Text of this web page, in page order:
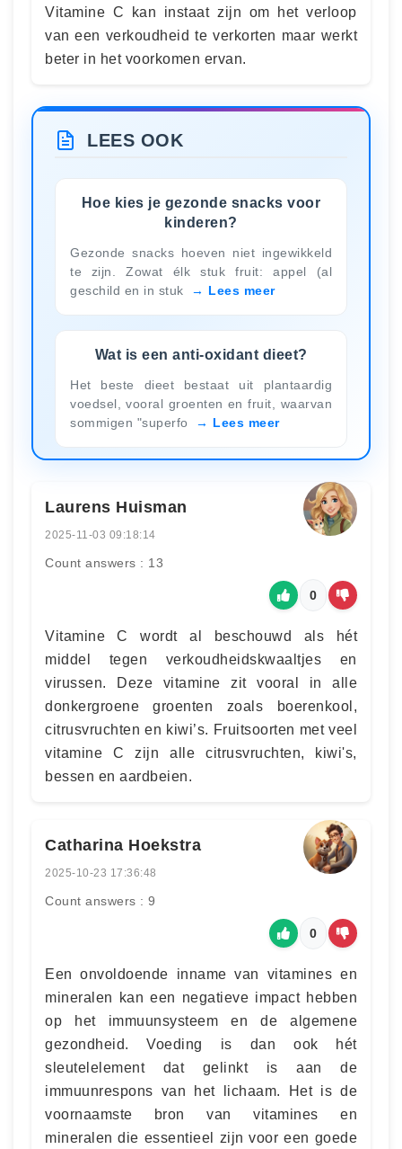
Vitamine C kan instaat zijn om het verloop
van een verkoudheid te verkorten maar werkt
beter in het voorkomen ervan.
LEES OOK
Hoe kies je gezonde snacks voor
kinderen?
Gezonde snacks hoeven niet ingewikkeld
te zijn. Zowat élk stuk fruit: appel (al
geschild en in stuk
Lees meer
Wat is een anti-oxidant dieet?
Het beste dieet bestaat uit plantaardig
voedsel, vooral groenten en fruit, waarvan
sommigen "superfo
Lees meer
Laurens Huisman
2025-11-03 09:18:14
Count answers : 13
0
Vitamine C wordt al beschouwd als hét
middel tegen verkoudheidskwaaltjes en
virussen. Deze vitamine zit vooral in alle
donkergroene groenten zoals boerenkool,
citrusvruchten en kiwi’s. Fruitsoorten met veel
vitamine C zijn alle citrusvruchten, kiwi's,
bessen en aardbeien.
Catharina Hoekstra
2025-10-23 17:36:48
Count answers : 9
0
Een onvoldoende inname van vitamines en
mineralen kan een negatieve impact hebben
op het immuunsysteem en de algemene
gezondheid. Voeding is dan ook hét
sleutelelement dat gelinkt is aan de
immuunrespons van het lichaam. Het is de
voornaamste bron van vitamines en
mineralen die essentieel zijn voor een goede